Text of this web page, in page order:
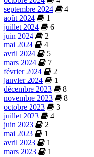
septembre 2024
4
août 2024
1
juillet 2024
6
juin 2024
2
mai 2024
4
avril 2024
5
mars 2024
7
février 2024
2
janvier 2024
1
décembre 2023
8
novembre 2023
8
octobre 2023
3
juillet 2023
4
juin 2023
2
mai 2023
1
avril 2023
1
mars 2023
1